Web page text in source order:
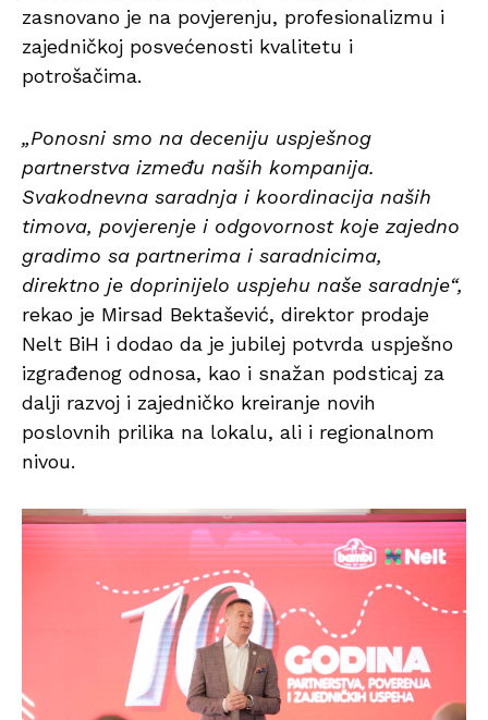
zasnovano je na povjerenju, profesionalizmu i
zajedničkoj posvećenosti kvalitetu i
potrošačima.
„Ponosni smo na deceniju uspješnog
partnerstva između naših kompanija.
Svakodnevna saradnja i koordinacija naših
timova, povjerenje i odgovornost koje zajedno
gradimo sa partnerima i saradnicima,
direktno je doprinijelo uspjehu naše saradnje“,
rekao je Mirsad Bektašević, direktor prodaje
Nelt BiH i dodao da je jubilej potvrda uspješno
izgrađenog odnosa, kao i snažan podsticaj za
dalji razvoj i zajedničko kreiranje novih
poslovnih prilika na lokalu, ali i regionalnom
nivou.